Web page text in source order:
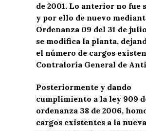
de 2001. Lo anterior no fue
y por ello de nuevo
Ordenanza 09 del 31 de
se modifica la planta,
el número de cargos
Contraloría General de
Posteriormente y dando
cumplimiento a la ley 909
ordenanza 38 de 2006,
cargos existentes a la nueva